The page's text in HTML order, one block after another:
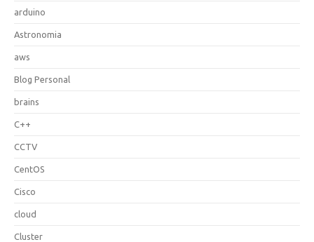
arduino
Astronomia
aws
Blog Personal
brains
C++
CCTV
CentOS
Cisco
cloud
Cluster